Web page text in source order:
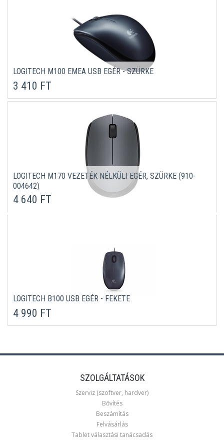
LOGITECH M100 EMEA USB EGÉR - SZÜRKE
3 410 FT
LOGITECH M170 VEZETÉK NÉLKÜLI EGÉR, SZÜRKE (910-
004642)
4 640 FT
LOGITECH B100 USB EGÉR - FEKETE
4 990 FT
SZOLGÁLTATÁSOK
Szerviz (szoftver, hardver)
Bővítés
Beszámítás
Felvásárlás
Tablet választási tanácsadás